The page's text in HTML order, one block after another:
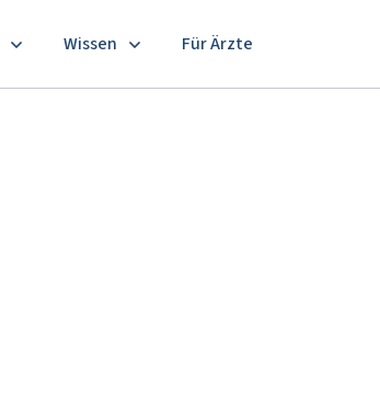
Wissen Für Ärzte